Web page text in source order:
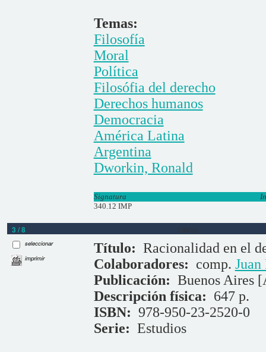
Temas:
Filosofía
Moral
Política
Filosófia del derecho
Derechos humanos
Democracia
América Latina
Argentina
Dworkin, Ronald
Signatura
340.12 IMP
3 / 8 Libros
seleccionar
imprimir
Título: Racionalidad en el
Colaboradores: comp. Juan
Publicación: Buenos Aires
Descripción física: 647 p.
ISBN: 978-950-23-2520-0
Serie: Estudios